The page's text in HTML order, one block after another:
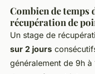
Combien de temps
récupération de
Un stage de
sur 2 jours
généralement de 9h à